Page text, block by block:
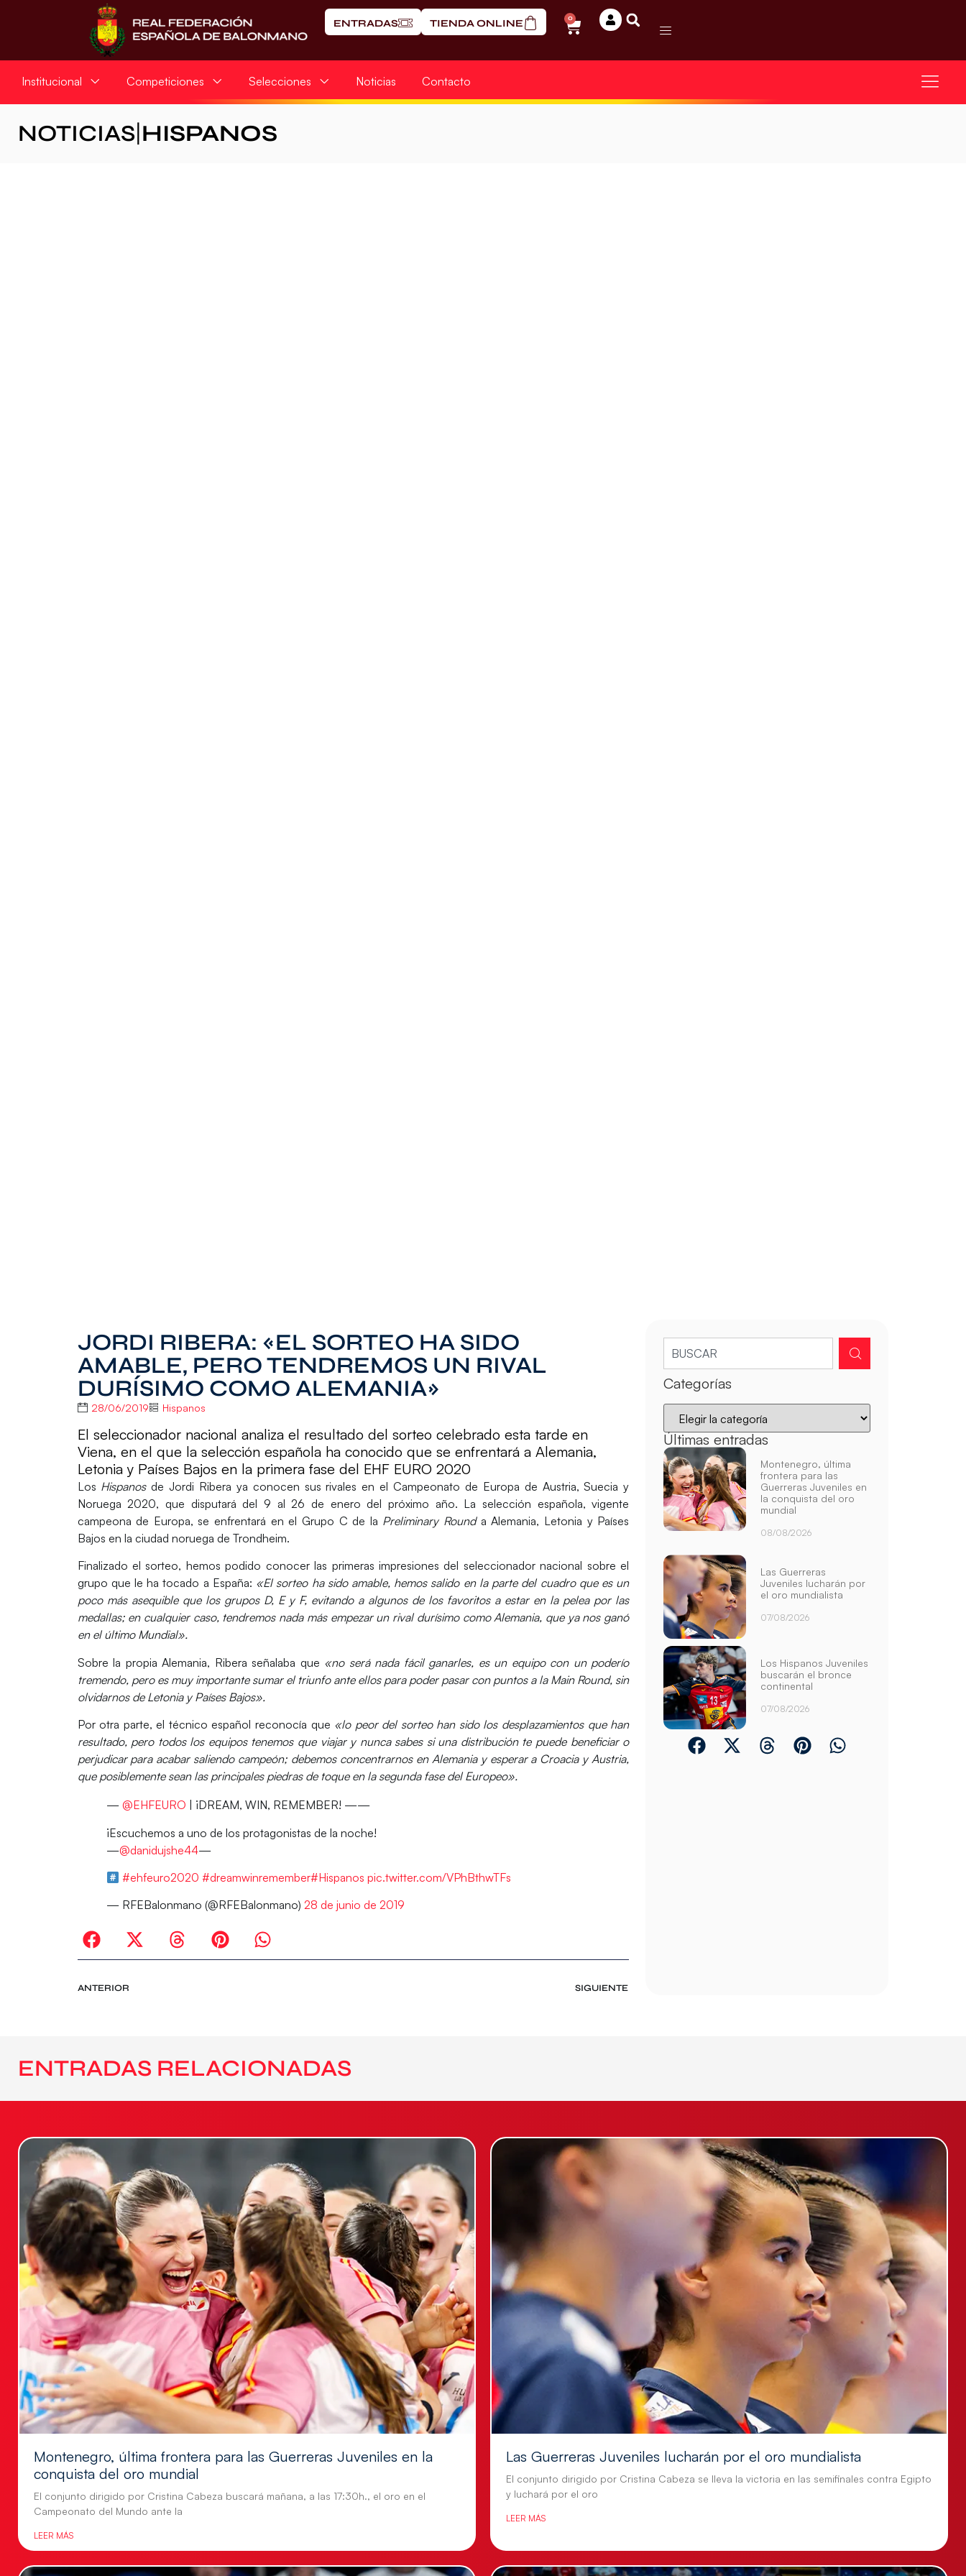
ENTRADAS TIENDA ONLINE 0
Institucional Competiciones Selecciones Noticias Contacto
NOTICIAS HISPANOS
JORDI RIBERA: «EL SORTEO HA SIDO
AMABLE, PERO TENDREMOS UN RIVAL
DURÍSIMO COMO ALEMANIA»
28/06/2019 Hispanos
El seleccionador nacional analiza el resultado del sorteo celebrado esta tarde en
Viena, en el que la selección española ha conocido que se enfrentará a Alemania,
Letonia y Países Bajos en la primera fase del EHF EURO 2020
Los HispanosdeJordi Ribera ya conocen sus rivales en elCampeonato de Europa de Austria, Suecia y
Noruega 2020, que disputará del 9 al 26 de enero del próximo año. La selección española, vigente
campeona de Europa, se enfrentará en el Grupo C de la Preliminary Round aAlemania, Letonia y Países
Bajos en la ciudad noruega de Trondheim.
Finalizado el sorteo, hemos podido conocer las primeras impresiones del seleccionador nacional sobre el
grupo que le ha tocado a España: «El sorteo ha sido amable, hemos salido en la parte del cuadro que es un
poco más asequibleque los grupos D, E y F, evitando a algunos de los favoritos a estar en la pelea por las
medallas; en cualquier caso, tendremos nada más empezar un rival durísimo como Alemania, que ya nos ganó
en el último Mundial».
Sobre la propia Alemania, Ribera señalaba que «no será nada fácil ganarles, es un equipo con un poderío
tremendo, pero es muy importante sumar el triunfo ante ellos para poder pasar con puntos a la Main Round, sin
olvidarnos de Letonia y Países Bajos».
Por otra parte, el técnico español reconocía que «lo peor del sorteo han sido los desplazamientos que han
resultado, pero todos los equipos tenemos que viajar y nunca sabes si una distribución te puede beneficiar o
perjudicar para acabar saliendo campeón; debemos concentrarnos en Alemania y esperar a Croacia y Austria,
que posiblemente sean las principales piedras de toque en la segunda fase del Europeo».
— @EHFEURO | ¡DREAM, WIN, REMEMBER! ——
¡Escuchemos a uno de los protagonistas de la noche!
—@danidujshe44—
#ehfeuro2020 #dreamwinremember#Hispanos pic.twitter.com/VPhBthwTFs
— RFEBalonmano (@RFEBalonmano) 28 de junio de 2019
ANTERIOR SIGUIENTE
Categorías
Últimas entradas
Montenegro, última
frontera para las
Guerreras Juveniles en
la conquista del oro
mundial
08/08/2026
Las Guerreras
Juveniles lucharán por
el oro mundialista
07/08/2026
Los Hispanos Juveniles
buscarán el bronce
continental
07/08/2026
ENTRADAS RELACIONADAS
Montenegro, última frontera para las Guerreras Juveniles en la
conquista del oro mundial
El conjunto dirigido por Cristina Cabeza buscará mañana, a las 17:30h., el oro en el
Campeonato del Mundo ante la
LEER MÁS
Las Guerreras Juveniles lucharán por el oro mundialista
El conjunto dirigido por Cristina Cabeza se lleva la victoria en las semifinales contra Egipto
y luchará por el oro
LEER MÁS